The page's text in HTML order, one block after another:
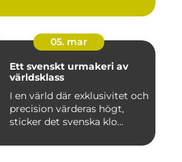
05. mar
Ett svenskt urmakeri av
världsklass
I en värld där exklusivitet och
precision värderas högt,
sticker det svenska klo...